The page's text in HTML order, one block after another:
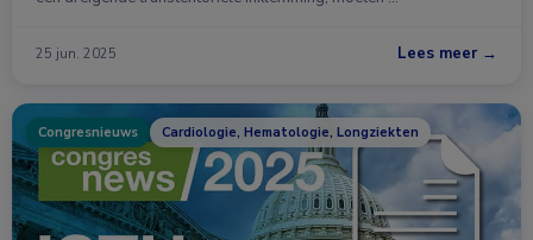
25 jun. 2025 Lees meer →
Congresnieuws Cardiologie, Hematologie, Longziekten